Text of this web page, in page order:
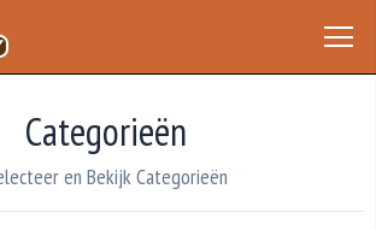
Categorieën
en Bekijk Categorieën